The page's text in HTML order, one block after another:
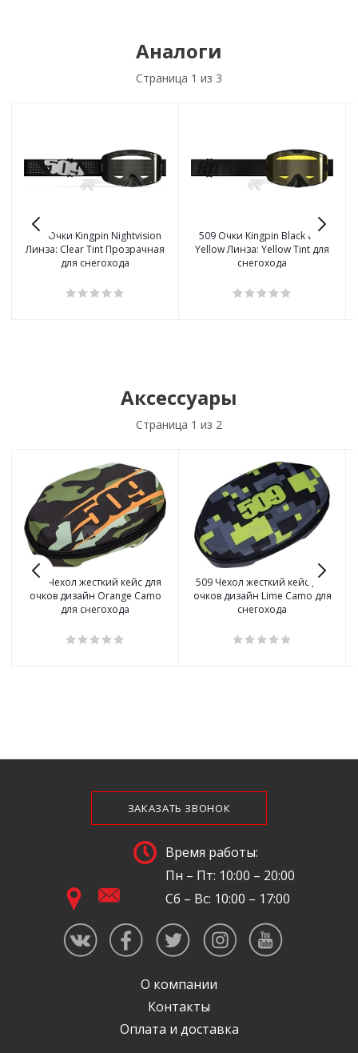
Аналоги
Страница 1 из 3
509 Очки Kingpin Nightvision
Линза: Clear Tint Прозрачная
для снегохода
509 Очки Kingpin Black with
Yellow Линза: Yellow Tint для
снегохода
Аксессуары
Страница 1 из 2
509 Чехол жесткий кейс для
очков дизайн Orange Camo
для снегохода
509 Чехол жесткий кейс для
очков дизайн Lime Camo для
снегохода
ЗАКАЗАТЬ ЗВОНОК
Время работы:
Пн – Пт: 10:00 – 20:00
Сб – Вс: 10:00 – 17:00
О компании
Контакты
Оплата и доставка